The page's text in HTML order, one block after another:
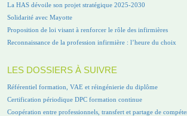
La HAS dévoile son projet stratégique 2025-2030
Solidarité avec Mayotte
Proposition de loi visant à renforcer le rôle des infirmières
Reconnaissance de la profession infirmière : l’heure du choix
LES DOSSIERS À SUIVRE
Référentiel formation, VAE et réingénierie du diplôme
Certification périodique DPC formation continue
Coopération entre professionnels, transfert et partage de